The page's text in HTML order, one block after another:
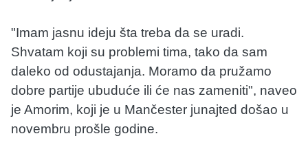
"Imam jasnu ideju šta treba da se uradi.
Shvatam koji su problemi tima, tako da sam
daleko od odustajanja. Moramo da pružamo
dobre partije ubuduće ili će nas zameniti", naveo
je Amorim, koji je u Mančester junajted došao u
novembru prošle godine.